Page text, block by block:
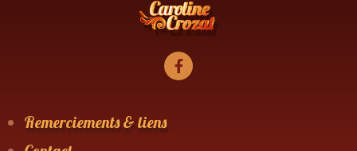
Remerciements & liens